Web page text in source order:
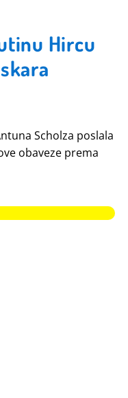
Hircu
Scholza poslala
obaveze prema